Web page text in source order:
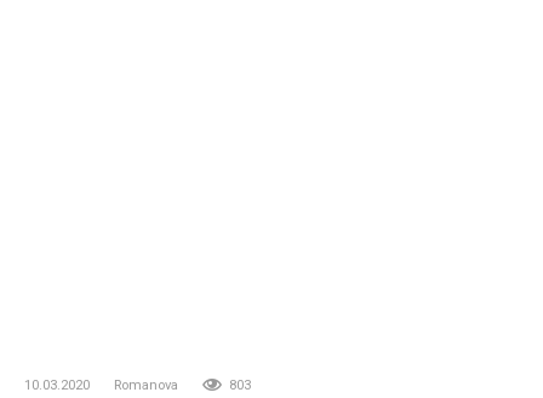
10.03.2020 Romanova 803